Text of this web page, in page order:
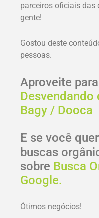
parceiros oficiais das
gente!
Gostou deste
pessoas.
Aproveite
Desvendando
Bagy / Dooca
E se você
buscas
sobre Busca
Google.
Ótimos negócios!